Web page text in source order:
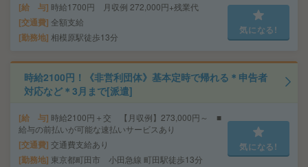
給 与 時給1700円 月収例 272,000円+残業代
交通費 全額支給
勤務地 相模原駅徒歩13分
気になる!
時給2100円！《非営利団体》基本定時で帰れる＊申告者
対応など＊3月まで[派遣]
給 与 時給2100円＋交 【月収例】273,000円～ ■
給与の前払いが可能な速払いサービスあり
交通費 交通費支給あり
勤務地 東京都町田市 小田急線 町田駅徒歩13分
気になる!